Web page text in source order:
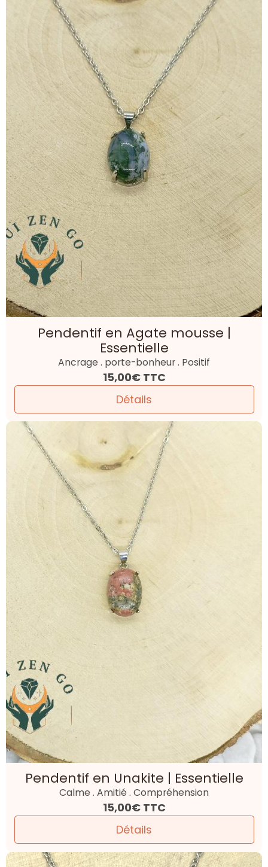
Pendentif en Agate mousse |
Essentielle
Ancrage . porte-bonheur . Positif
15,00€ TTC
Détails
Pendentif en Unakite | Essentielle
Calme . Amitié . Compréhension
15,00€ TTC
Détails